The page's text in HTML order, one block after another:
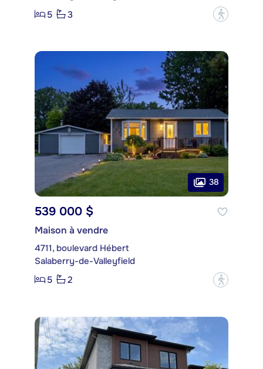
5
3 ?
38
539 000 $
Maison à vendre
4711, boulevard Hébert
Salaberry-de-Valleyfield
5
2 ?